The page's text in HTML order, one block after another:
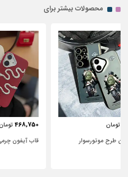
محصولات بیشتر برای
قاب آیفون چرمی طرح مار